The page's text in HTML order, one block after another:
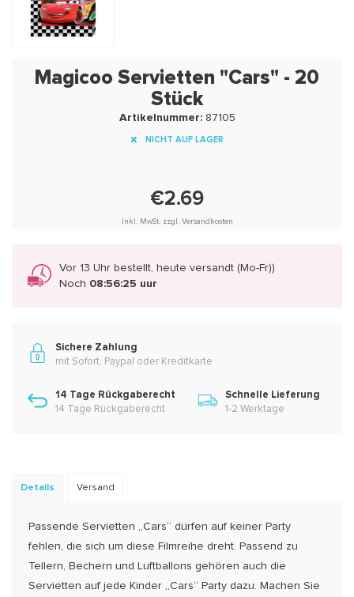
Magicoo Servietten "Cars" - 20
Stück
Artikelnummer:87105
NICHT AUF LAGER
€2.69
Inkl. MwSt. zzgl. Versandkosten
Vor 13 Uhr bestellt, heute versandt (Mo-Fr))
Noch 08:56:24 uur
Sichere Zahlung
mit Sofort, Paypal oder Kreditkarte
14 Tage Rückgaberecht
14 Tage Rückgaberecht
Schnelle Lieferung
1-2 Werktage
Details Versand
Passende Servietten „Cars“ dürfen auf keiner Party
fehlen, die sich um diese Filmreihe dreht. Passend zu
Tellern, Bechern und Luftballons gehören auch die
Servietten auf jede Kinder „Cars“ Party dazu. Machen Sie